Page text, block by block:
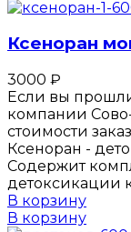
Ксеноран
3000 ₽
Если вы
компании
стоимости
Ксеноран -
Содержит
детоксикации
В корзину
В корзину